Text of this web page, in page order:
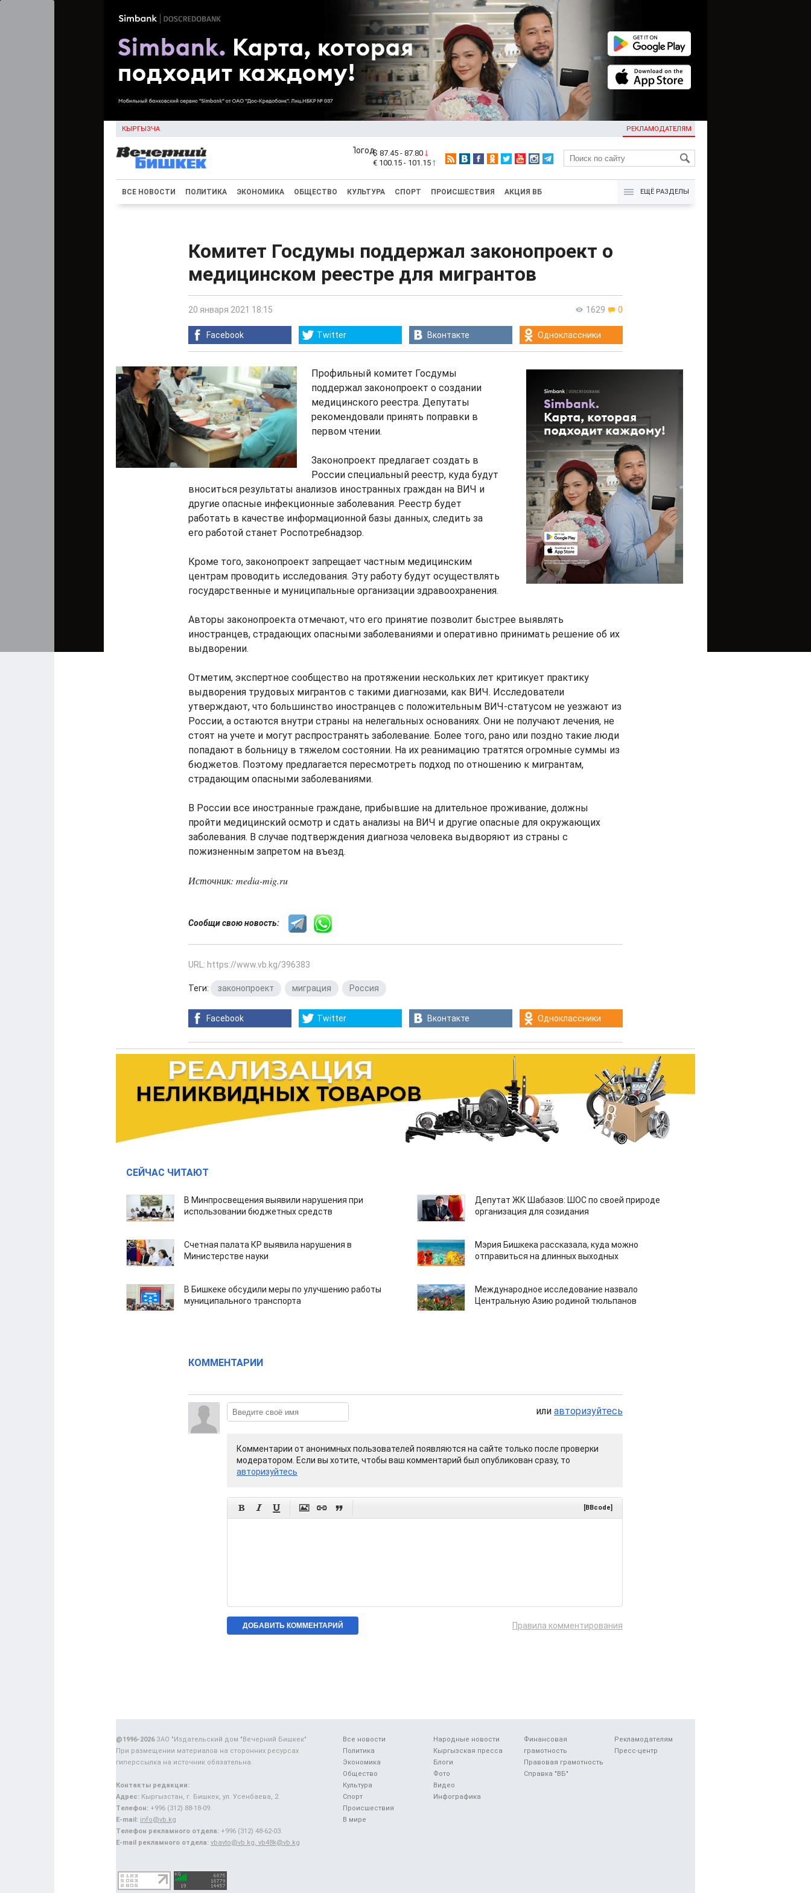
КЫРГЫЗЧА РЕКЛАМОДАТЕЛЯМ
KG
$ 87.45 - 87.80
€ 100.15 - 101.15
ВСЕ НОВОСТИ ПОЛИТИКА ЭКОНОМИКА ОБЩЕСТВО КУЛЬТУРА СПОРТ ПРОИСШЕСТВИЯ АКЦИЯ ВБ ЕЩЁ РАЗДЕЛЫ
Комитет Госдумы поддержал законопроект о
медицинском реестре для мигрантов
1629 0
20 января 2021 18:15
Facebook Twitter Вконтакте Одноклассники
Профильный комитет Госдумы
поддержал законопроект о создании
медицинского реестра. Депутаты
рекомендовали принять поправки в
первом чтении.
Законопроект предлагает создать в
России специальный реестр, куда будут
вноситься результаты анализов иностранных граждан на ВИЧ и
другие опасные инфекционные заболевания. Реестр будет
работать в качестве информационной базы данных, следить за
его работой станет Роспотребнадзор.
Кроме того, законопроект запрещает частным медицинским
центрам проводить исследования. Эту работу будут осуществлять
государственные и муниципальные организации здравоохранения.
Авторы законопроекта отмечают, что его принятие позволит быстрее выявлять
иностранцев, страдающих опасными заболеваниями и оперативно принимать решение об их
выдворении.
Отметим, экспертное сообщество на протяжении нескольких лет критикует практику
выдворения трудовых мигрантов с такими диагнозами, как ВИЧ. Исследователи
утверждают, что большинство иностранцев с положительным ВИЧ-статусом не уезжают из
России, а остаются внутри страны на нелегальных основаниях. Они не получают лечения, не
стоят на учете и могут распространять заболевание. Более того, рано или поздно такие люди
попадают в больницу в тяжелом состоянии. На их реанимацию тратятся огромные суммы из
бюджетов. Поэтому предлагается пересмотреть подход по отношению к мигрантам,
страдающим опасными заболеваниями.
В России все иностранные граждане, прибывшие на длительное проживание, должны
пройти медицинский осмотр и сдать анализы на ВИЧ и другие опасные для окружающих
заболевания. В случае подтверждения диагноза человека выдворяют из страны с
пожизненным запретом на въезд.
Источник: media-mig.ru
Сообщи свою новость:
URL: https://www.vb.kg/396383
Теги: законопроект миграция Россия
Facebook Twitter Вконтакте Одноклассники
СЕЙЧАС ЧИТАЮТ
В Минпросвещения выявили нарушения при
использовании бюджетных средств
Депутат ЖК Шабазов: ШОС по своей природе
организация для созидания
Счетная палата КР выявила нарушения в
Министерстве науки
Мэрия Бишкека рассказала, куда можно
отправиться на длинных выходных
В Бишкеке обсудили меры по улучшению работы
муниципального транспорта
Международное исследование назвало
Центральную Азию родиной тюльпанов
КОММЕНТАРИИ
или авторизуйтесь
Комментарии от анонимных пользователей появляются на сайте только после проверки
модератором. Если вы хотите, чтобы ваш комментарий был опубликован сразу, то
авторизуйтесь
      [BBcode]
Правила комментирования
Все новости
Политика
Экономика
Общество
Культура
Спорт
Происшествия
В мире
Народные новости
Кыргызская пресса
Блоги
Фото
Видео
Инфографика
Финансовая
грамотность
Правовая грамотность
Справка "ВБ"
Рекламодателям
Пресс-центр
@1996-2026ЗАО "Издательский дом "Вечерний Бишкек"
При размещении материалов на сторонних ресурсах
гиперссылка на источник обязательна.
Контакты редакции:
Адрес: Кыргызстан, г. Бишкек, ул. Усенбаева, 2.
Телефон: +996 (312) 88-18-09.
E-mail: info@vb.kg
Телефон рекламного отдела: +996 (312) 48-62-03.
E-mail рекламного отдела: vbavto@vb.kg, vb48k@vb.kg